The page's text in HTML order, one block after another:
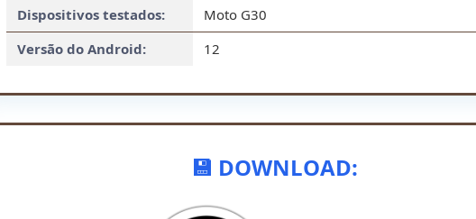
Dispositivos testados:
Moto G30
Versão do Android:
12
💾 DOWNLOAD: